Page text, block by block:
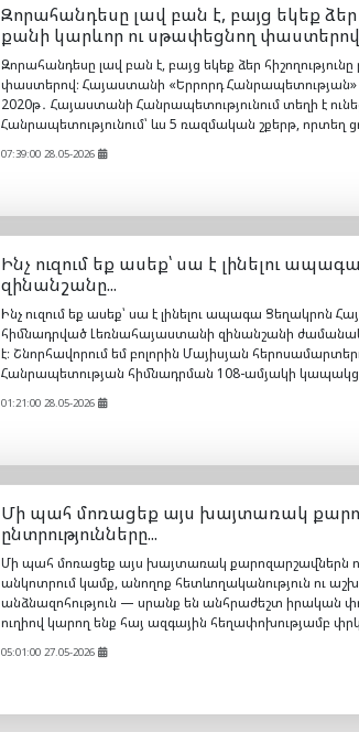
Զորահանդեսը լավ բան է, բայց եկեք ձեր
քանի կարևոր ու սթափեցնող
Զորահանդեսը լավ բան է, բայց եկեք ձեր
փաստերով։ Հայաստանի «Երրորդ
2020թ․ Հայաստանի Հանրապետությունում տեղի է
Հանրապետությունում՝ ևս 5 ռազմական շքերթ, որտեղ
07:39:00 28.05-2026
Ինչ ուզում եք ասեք՝ սա է լինելու
զինանշանը...
Ինչ ուզում եք ասեք՝ սա է լինելու ապագա
հիմնադրված Լեռնահայաստանի զինանշանի
է։ Շնորհավորում եմ բոլորին Մայիսյան
Հանրապետության հիմնադրման 108-ամյակի
01:21:00 28.05-2026
Մի պահ մոռացեք այս խայտառակ
ընտրությունները...
Մի պահ մոռացեք այս խայտառակ քարոզարշավներն
անկոտրում կամք, անողոք հետևողականություն ու
անձնազոհություն — սրանք են անհրաժեշտ իրական
ուղիով կարող ենք հայ ազգային հեղափոխությամբ
05:01:00 27.05-2026